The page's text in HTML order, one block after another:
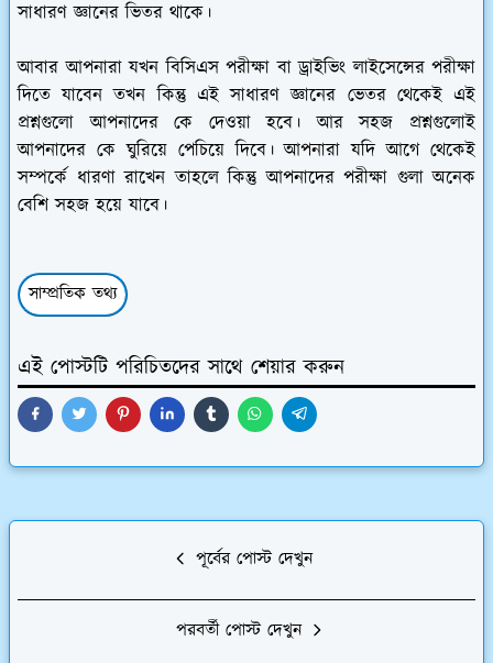
সাধারণ জ্ঞানের ভিতর থাকে।
আবার আপনারা যখন বিসিএস পরীক্ষা বা ড্রাইভিং লাইসেন্সের পরীক্ষা
দিতে যাবেন তখন কিন্তু এই সাধারণ জ্ঞানের ভেতর থেকেই এই
প্রশ্নগুলো আপনাদের কে দেওয়া হবে। আর সহজ প্রশ্নগুলোই
আপনাদের কে ঘুরিয়ে পেচিয়ে দিবে। আপনারা যদি আগে থেকেই
সম্পর্কে ধারণা রাখেন তাহলে কিন্তু আপনাদের পরীক্ষা গুলা অনেক
বেশি সহজ হয়ে যাবে।
সাম্প্রতিক তথ্য
এই পোস্টটি পরিচিতদের সাথে শেয়ার করুন
পূর্বের পোস্ট দেখুন
পরবর্তী পোস্ট দেখুন